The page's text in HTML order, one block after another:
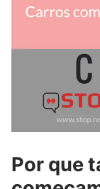
Por que